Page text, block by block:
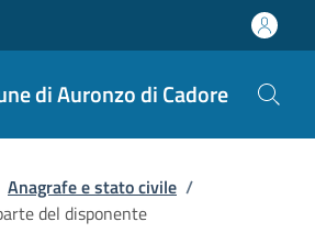
di Auronzo di Cadore
Anagrafe e stato civile /
del disponente